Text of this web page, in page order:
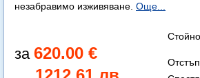
незабравимо изживяване. Още...
620.00 €